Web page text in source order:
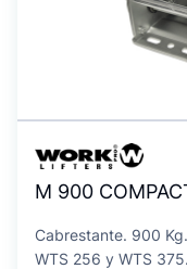
M 900
Cabrestante. 900 Kg. Manivela fija. Autofreno. Para torres
WTS 256 y WTS 375.